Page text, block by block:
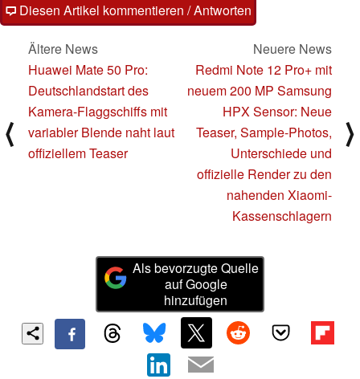
Diesen Artikel kommentieren / Antworten
⟨
Ältere News
Huawei Mate 50 Pro:
Deutschlandstart des
Kamera-Flaggschiffs mit
variabler Blende naht laut
offiziellem Teaser
Neuere News
Redmi Note 12 Pro+ mit
neuem 200 MP Samsung
HPX Sensor: Neue
Teaser, Sample-Photos,
Unterschiede und
offizielle Render zu den
nahenden Xiaomi-
Kassenschlagern
⟩
Als bevorzugte Quelle
auf Google
hinzufügen